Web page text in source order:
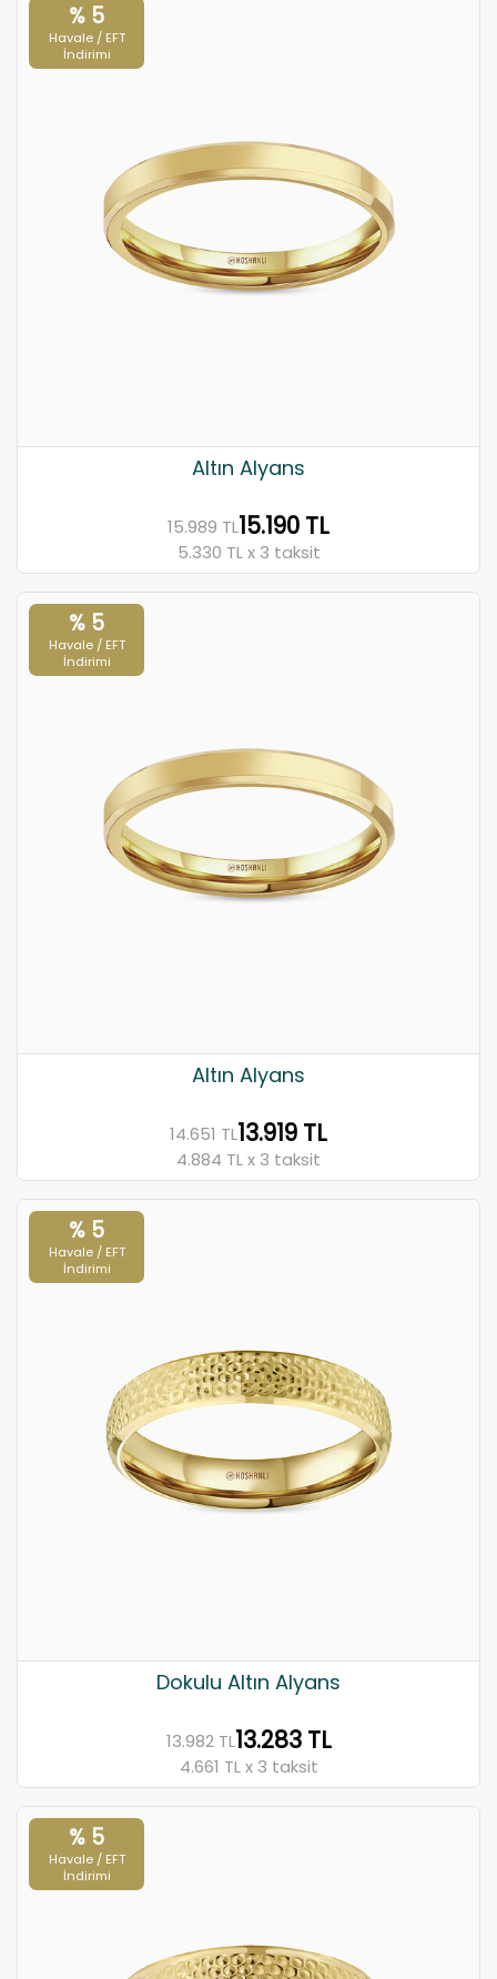
% 5
Havale / EFT
İndirimi
Altın Alyans
15.989 TL15.190 TL
5.330 TL x 3 taksit
% 5
Havale / EFT
İndirimi
Altın Alyans
14.651 TL13.919 TL
4.884 TL x 3 taksit
% 5
Havale / EFT
İndirimi
Dokulu Altın Alyans
13.982 TL13.283 TL
4.661 TL x 3 taksit
% 5
Havale / EFT
İndirimi